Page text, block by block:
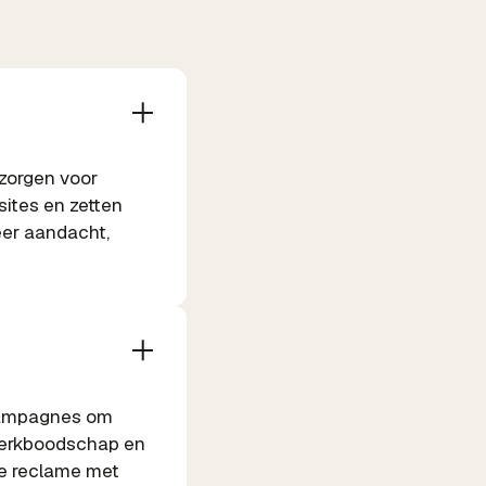
voor
en zetten
aandacht,
om
en
reclame met